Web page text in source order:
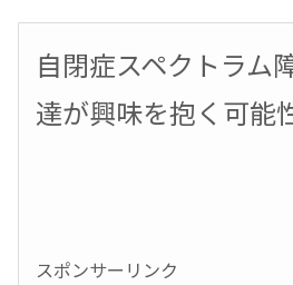
自閉症スペクトラム
達が興味を抱く可能
スポンサーリンク